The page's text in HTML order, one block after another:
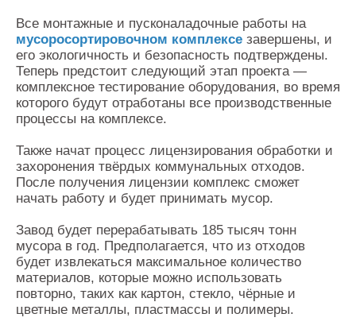
Все монтажные и пусконаладочные работы на
мусоросортировочном комплексе завершены, и
его экологичность и безопасность подтверждены.
Теперь предстоит следующий этап проекта —
комплексное тестирование оборудования, во время
которого будут отработаны все производственные
процессы на комплексе.
Также начат процесс лицензирования обработки и
захоронения твёрдых коммунальных отходов.
После получения лицензии комплекс сможет
начать работу и будет принимать мусор.
Завод будет перерабатывать 185 тысяч тонн
мусора в год. Предполагается, что из отходов
будет извлекаться максимальное количество
материалов, которые можно использовать
повторно, таких как картон, стекло, чёрные и
цветные металлы, пластмассы и полимеры.